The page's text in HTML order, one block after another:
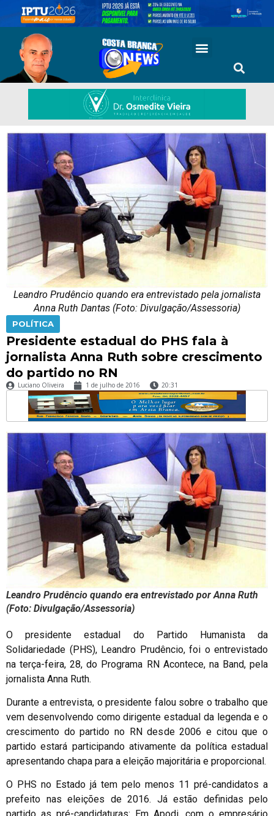
Leandro Prudêncio quando era entrevistado pela jornalista
Anna Ruth Dantas (Foto: Divulgação/Assessoria)
POLÍTICA
Presidente estadual do PHS fala à
jornalista Anna Ruth sobre crescimento
do partido no RN
Luciano Oliveira 1 de julho de 2016 20:31
Leandro Prudêncio quando era entrevistado por Anna Ruth
(Foto: Divulgação/Assessoria)
O presidente estadual do Partido Humanista da
Solidariedade (PHS), Leandro Prudêncio, foi o entrevistado
na terça-feira, 28, do Programa RN Acontece, na Band, pela
jornalista Anna Ruth.
Durante a entrevista, o presidente falou sobre o trabalho que
vem desenvolvendo como dirigente estadual da legenda e o
crescimento do partido no RN desde 2006 e citou que o
partido estará participando ativamente da política estadual
apresentando chapa para a eleição majoritária e proporcional.
O PHS no Estado já tem pelo menos 11 pré-candidatos a
prefeito nas eleições de 2016. Já estão definidas pelo